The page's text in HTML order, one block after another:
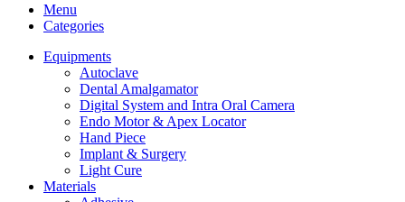
Menu
Categories
Equipments
Autoclave
Dental Amalgamator
Digital System and Intra Oral Camera
Endo Motor & Apex Locator
Hand Piece
Implant & Surgery
Light Cure
Materials